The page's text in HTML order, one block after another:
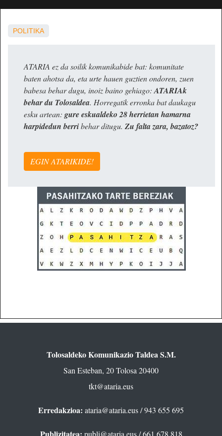
POLITIKA
ATARIA ez da soilik komunikabide bat: komunitate
baten ahotsa da, eta urte hauen guztien ondoren, zuen
babesa behar dugu, inoiz baino gehiago: ATARIAk
behar du Tolosaldea. Horregatik erronka bat daukagu
esku artean: gure eskualdeko 28 herrietan hamarna
harpidedun berribehar ditugu. Zu falta zara, bazatoz?
EGIN ATARIKIDE!
Tolosaldeko Komunikazio Taldea S.M.
San Esteban, 20 Tolosa 20400
tkt@ataria.eus
Erredakzioa: ataria@ataria.eus/ 943 655 695
publi@ataria.eus/ 661 678 818